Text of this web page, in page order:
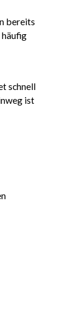
bereits
schnell
ist